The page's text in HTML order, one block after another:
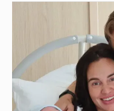
57-летний
по футболу
шестой раз
2